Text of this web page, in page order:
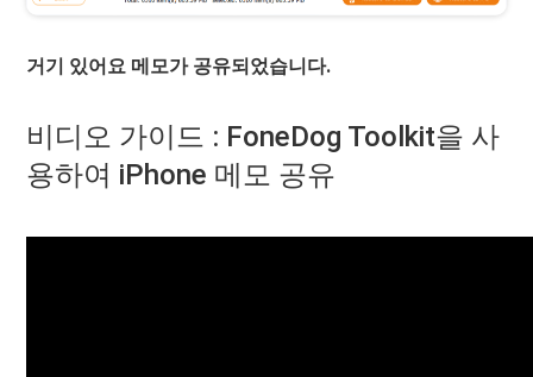
거기 있어요 메모가 공유되었습니다.
비디오 가이드 : FoneDog Toolkit을 사
용하여 iPhone 메모 공유